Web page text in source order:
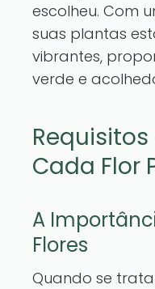
escolheu. Com
suas plantas
vibrantes,
verde e
Requisitos
Cada Flor
A
Flores
Quando se